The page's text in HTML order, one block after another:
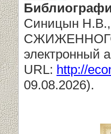
Синицын
электронный
URL: http://
09.08.2026).